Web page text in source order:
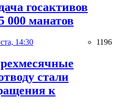
госактивов
000 манатов
14:30 1196
стали
к